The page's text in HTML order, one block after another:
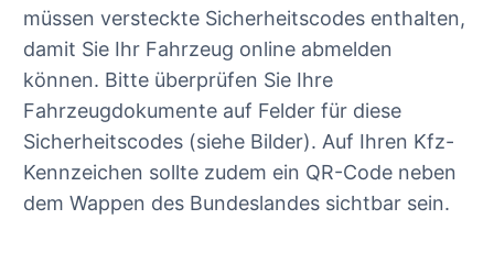
müssen versteckte Sicherheitscodes enthalten,
damit Sie Ihr Fahrzeug online abmelden
können. Bitte überprüfen Sie Ihre
Fahrzeugdokumente auf Felder für diese
Sicherheitscodes (siehe Bilder). Auf Ihren Kfz-
Kennzeichen sollte zudem ein QR-Code neben
dem Wappen des Bundeslandes sichtbar sein.